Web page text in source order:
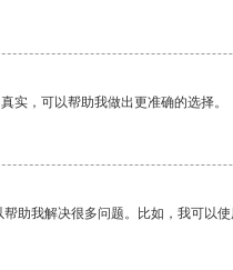
实，可以帮助我做出更准确的选择。
助我解决很多问题。比如，我可以